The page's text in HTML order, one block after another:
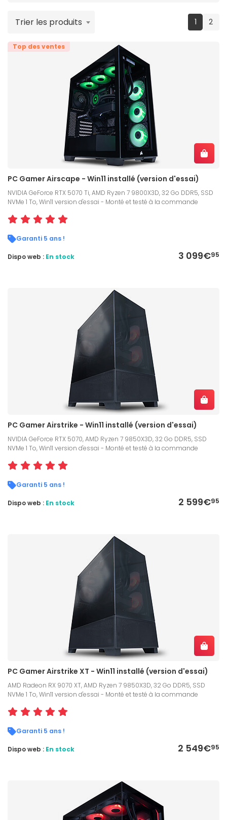
1 2
Trier les produits
Top des ventes
PC Gamer Airscape - Win11 installé (version d'essai)
NVIDIA GeForce RTX 5070 Ti, AMD Ryzen 7 9800X3D, 32 Go DDR5, SSD
NVMe 1 To, Win11 version d'essai - Monté et testé à la commande
Garanti 5 ans !
3 099€95
Dispo web : En stock
PC Gamer Airstrike - Win11 installé (version d'essai)
NVIDIA GeForce RTX 5070, AMD Ryzen 7 9850X3D, 32 Go DDR5, SSD
NVMe 1 To, Win11 version d'essai - Monté et testé à la commande
Garanti 5 ans !
2 599€95
Dispo web : En stock
PC Gamer Airstrike XT - Win11 installé (version d'essai)
AMD Radeon RX 9070 XT, AMD Ryzen 7 9850X3D, 32 Go DDR5, SSD
NVMe 1 To, Win11 version d'essai - Monté et testé à la commande
Garanti 5 ans !
2 549€95
Dispo web : En stock